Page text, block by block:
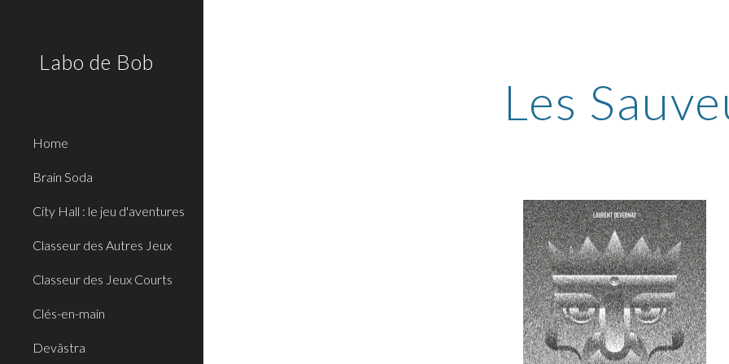
Labo de Bob
Home
Brain Soda
City Hall : le jeu d'aventures
Classeur des Autres Jeux
Classeur des Jeux Courts
Clés-en-main
Devâstra
Les